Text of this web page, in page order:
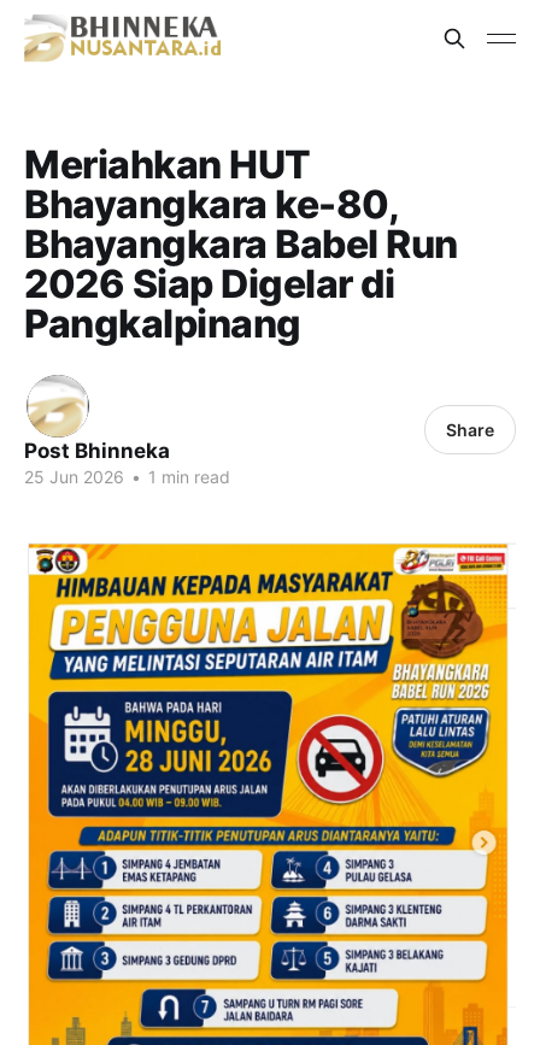
Meriahkan HUT
Bhayangkara ke-80,
Bhayangkara Babel Run
2026 Siap Digelar di
Pangkalpinang
Post Bhinneka
25 Jun 2026 • 1 min read
Share